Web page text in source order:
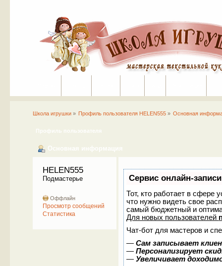
Школа игрушки» Профиль пользователя HELEN555 » Основная
Профиль пользователя
Основная информация
HELEN555
Подмастерье
Оффлайн
Просмотр сообщений
Статистика
Сервис онлайн-
Тот, кто работает в сфере
что нужно видеть свое
самый бюджетный и
Для новых пользователей
Чат-бот для мастеров и
—Сам записывает
—Персонализирует
—Увеличивает